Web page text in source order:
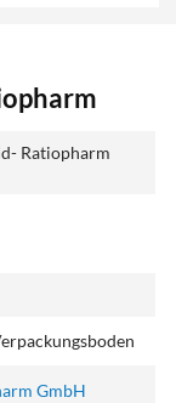
Ratiopharm
GmbH